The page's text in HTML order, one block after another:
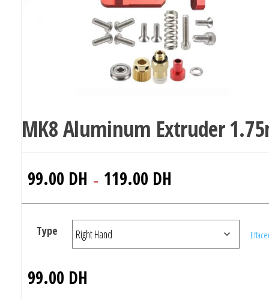
MK8 Aluminum Extruder
99.00 DH – 119.00 DH
prix :
99.00 DH
Type
99.00 DH